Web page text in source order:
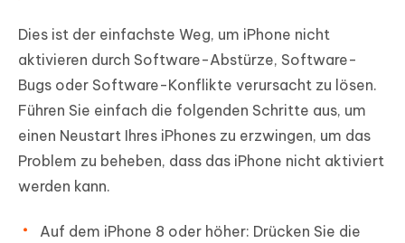
Dies ist der einfachste Weg, um iPhone nicht
aktivieren durch Software-Abstürze, Software-
Bugs oder Software-Konflikte verursacht zu lösen.
Führen Sie einfach die folgenden Schritte aus, um
einen Neustart Ihres iPhones zu erzwingen, um das
Problem zu beheben, dass das iPhone nicht aktiviert
werden kann.
Auf dem iPhone 8 oder höher: Drücken Sie die